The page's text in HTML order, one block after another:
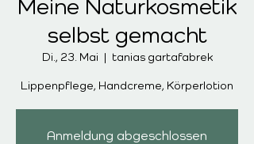
Meine Naturkosmetik
selbst gemacht
Di., 23. Mai
  |
tanias gartafabrek
Lippenpflege, Handcreme, Körperlotion
Anmeldung abgeschlossen